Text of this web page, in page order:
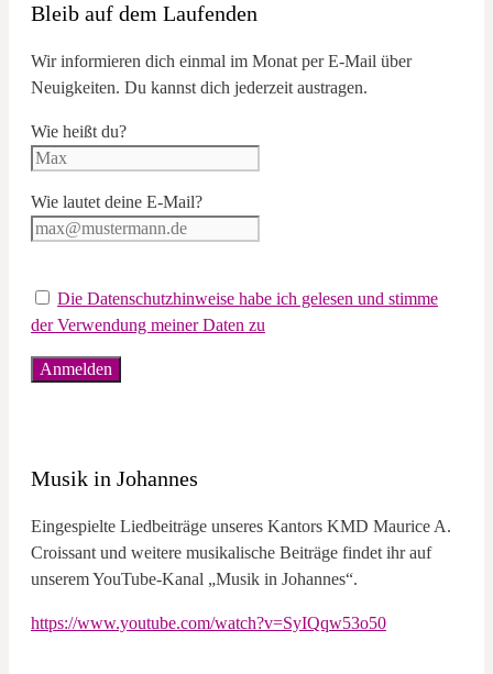
Bleib auf dem Laufenden
Wir informieren dich einmal im Monat per E-Mail über
Neuigkeiten. Du kannst dich jederzeit austragen.
Wie heißt du?
Wie lautet deine E-Mail?
Die Datenschutzhinweise habe ich gelesen und stimme
der Verwendung meiner Daten zu
Musik in Johannes
Eingespielte Liedbeiträge unseres Kantors KMD Maurice A.
Croissant und weitere musikalische Beiträge findet ihr auf
unserem YouTube-Kanal „Musik in Johannes“.
https://www.youtube.com/watch?v=SyIQqw53o50